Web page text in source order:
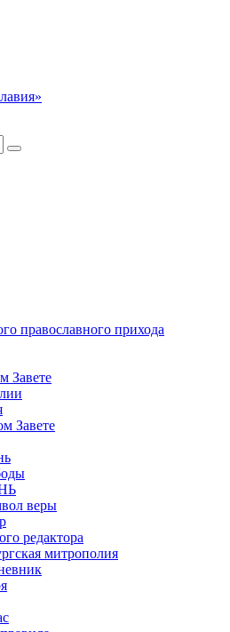
православного прихода
Завете
Завете
веры
редактора
митрополия